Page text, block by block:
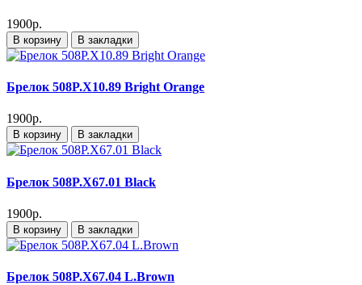
1900р.
В корзину В закладки
Брелок 508P.X10.89 Bright Orange
1900р.
В корзину В закладки
Брелок 508P.X67.01 Black
1900р.
В корзину В закладки
Брелок 508P.X67.04 L.Brown